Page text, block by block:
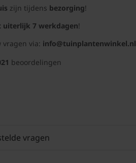
zijn tijdens bezorging!
uiterlijk 7 werkdagen!
vragen via: info@tuinplantenwinkel.nl
beoordelingen
vragen